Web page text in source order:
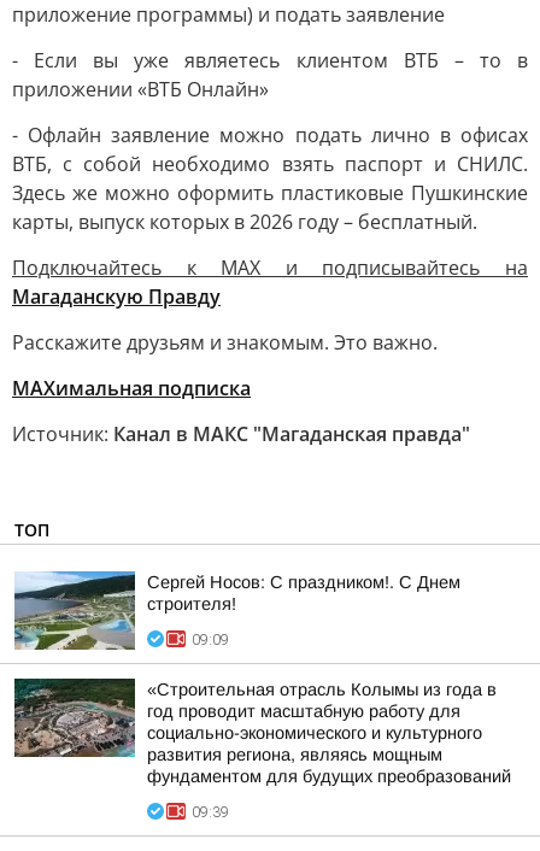
приложение программы) и подать заявление
- Если вы уже являетесь клиентом ВТБ – то в
приложении «ВТБ Онлайн»
- Офлайн заявление можно подать лично в офисах
ВТБ, с собой необходимо взять паспорт и СНИЛС.
Здесь же можно оформить пластиковые Пушкинские
карты, выпуск которых в 2026 году – бесплатный.
Подключайтесь к MAX и подписывайтесь на
Магаданскую Правду
Расскажите друзьям и знакомым. Это важно.
МАХимальная подписка
Источник: Канал в МАКС "Магаданская правда"
ТОП
Сергей Носов: С праздником!. С Днем
строителя!
09:09
«Строительная отрасль Колымы из года в
год проводит масштабную работу для
социально-экономического и культурного
развития региона, являясь мощным
фундаментом для будущих преобразований
09:39